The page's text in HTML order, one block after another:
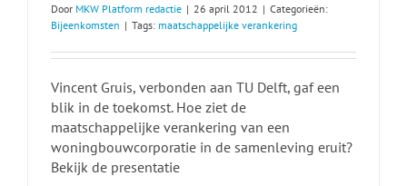
Door MKW Platform redactie | 26 april 2012 | Categorieën:
Bijeenkomsten | Tags: maatschappelijke verankering
Vincent Gruis, verbonden aan TU Delft, gaf een
blik in de toekomst. Hoe ziet de
maatschappelijke verankering van een
woningbouwcorporatie in de samenleving eruit?
Bekijk de presentatie